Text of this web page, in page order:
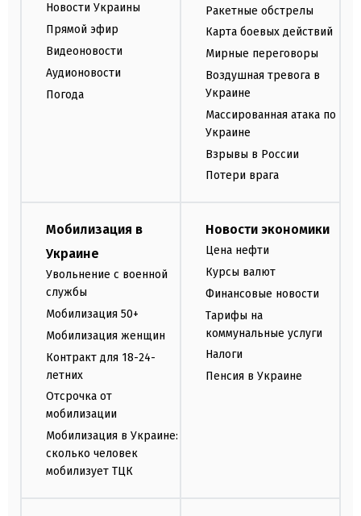
Новости Украины
Прямой эфир
Видеоновости
Аудионовости
Погода
Ракетные обстрелы
Карта боевых действий
Мирные переговоры
Воздушная тревога в
Украине
Массированная атака по
Украине
Взрывы в России
Потери врага
Мобилизация в
Украине
Увольнение с военной
службы
Мобилизация 50+
Мобилизация женщин
Контракт для 18-24-
летних
Отсрочка от
мобилизации
Мобилизация в Украине:
сколько человек
мобилизует ТЦК
Новости экономики
Цена нефти
Курсы валют
Финансовые новости
Тарифы на
коммунальные услуги
Налоги
Пенсия в Украине